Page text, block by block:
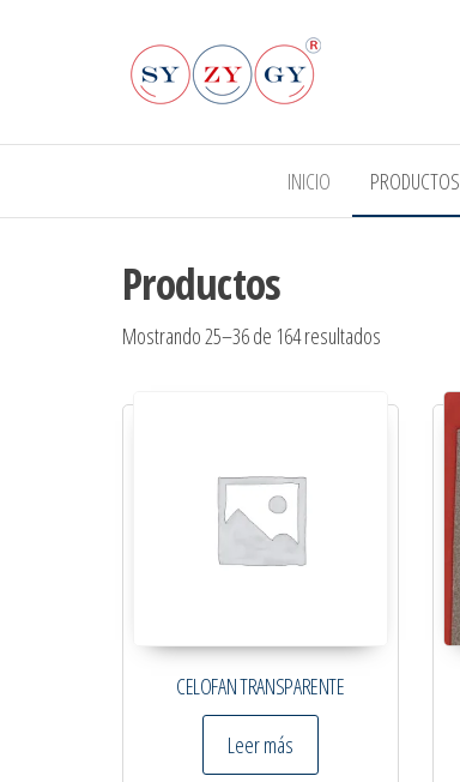
INICIO PRODUCTOS
Productos
Mostrando 25–36 de 164 resultados
CELOFAN TRANSPARENTE
Leer más